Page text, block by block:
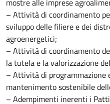
– Attività di coordinamento
sviluppo delle filiere e dei
agroenergetici;
– Attività di coordinamento
la tutela e la valorizzazione
– Attività di programmazione
mantenimento sostenibile
– Adempimenti inerenti i